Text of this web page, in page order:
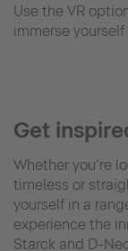
Use the VR
immerse
Get
Whether you’re
timeless or
yourself in a
experience the
Starck and D-